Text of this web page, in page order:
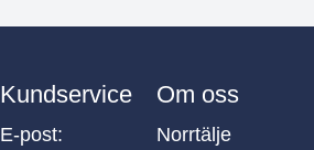
Kundservice
E-post:
Om oss
Norrtälje